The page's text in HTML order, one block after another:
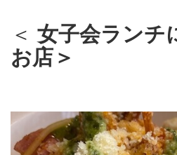
＜ 女子会ランチ
お店＞